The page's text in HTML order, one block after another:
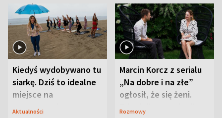
Kiedyś wydobywano tu
siarkę. Dziś to idealne
miejsce na
wypoczynek
Aktualności
Marcin Korcz z serialu
„Na dobre i na złe”
ogłosił, że się żeni.
Zdradził, co zmienił
Rozmowy